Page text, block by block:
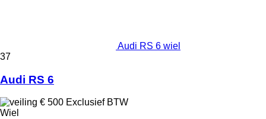
Audi RS 6 wiel
37
Audi RS 6
€ 500 Exclusief BTW
Wiel